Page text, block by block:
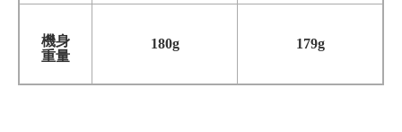
機身
重量
180g 179g